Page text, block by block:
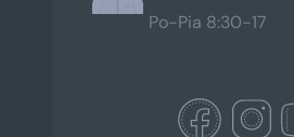
Po-Pia 8:30-17